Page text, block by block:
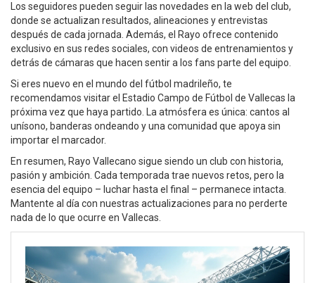
Los seguidores pueden seguir las novedades en la web del club,
donde se actualizan resultados, alineaciones y entrevistas
después de cada jornada. Además, el Rayo ofrece contenido
exclusivo en sus redes sociales, con videos de entrenamientos y
detrás de cámaras que hacen sentir a los fans parte del equipo.
Si eres nuevo en el mundo del fútbol madrileño, te
recomendamos visitar el Estadio Campo de Fútbol de Vallecas la
próxima vez que haya partido. La atmósfera es única: cantos al
unísono, banderas ondeando y una comunidad que apoya sin
importar el marcador.
En resumen, Rayo Vallecano sigue siendo un club con historia,
pasión y ambición. Cada temporada trae nuevos retos, pero la
esencia del equipo – luchar hasta el final – permanece intacta.
Mantente al día con nuestras actualizaciones para no perderte
nada de lo que ocurre en Vallecas.